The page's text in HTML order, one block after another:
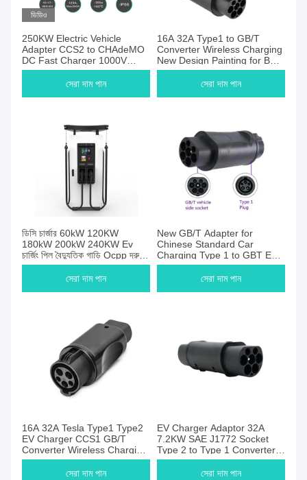
ভিডিও
250KW Electric Vehicle
Adapter CCS2 to CHAdeMO
DC Fast Charger 1000V
250A Nissan Leaf
Compatibleসেরা দাম পান
16A 32A Type1 to GB/T
Converter Wireless Charging
New Design Painting for BYD
Chinese cars
সেরা দাম পান
ডিসি চার্জার 60kW 120KW
180kW 200kW 240KW Ev
চার্জিং পিল বৈদ্যুতিক গাড়ি Ocpp দ্রুত
Ev চার্জার স্টেশন Nayax Pos মেশিন
সেরা দাম পান
New GB/T Adapter for
Chinese Standard Car
Charging Type 1 to GBT EV
Station Plug 32A Inlet
সেরা দাম পান
16A 32A Tesla Type1 Type2
EV Charger CCS1 GB/T
Converter Wireless Charging
New Design Silver Painting
For BYD Teslaসেরা দাম পান
EV Charger Adaptor 32A
7.2KW SAE J1772 Socket
Type 2 to Type 1 Converter
for Type 1 Electric Vehicles
সেরা দাম পান